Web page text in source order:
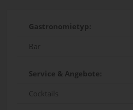
Gastronomietyp:
Bar
Service & Angebote:
Cocktails